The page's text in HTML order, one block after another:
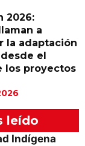
2026:
a
la adaptación
el
los proyectos
leído
Indígena